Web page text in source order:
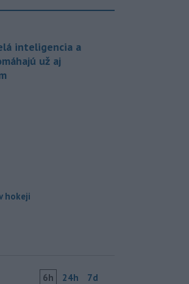
inteligencia a
už aj
hokeji
6h 24h 7d